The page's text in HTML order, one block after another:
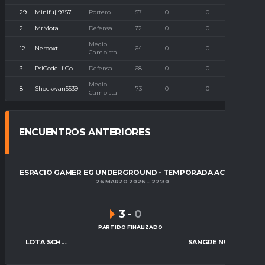
29 Minifuji9757 Portero 57 0 0
2 MrMota Defensa 72 0 0
12 Nerooxt
Medio
Campista
64 0 0
3 PsiCodeLiiCo Defensa 68 0 0
8 Shockwan5539
Medio
Campista
73 0 0
ENCUENTROS ANTERIORES
ESPACIO GAMER EG UNDERGROUND - TEMPORADA ACTUAL
26 MARZO 2026 22:30
LOTA SCHWAGER ESPORTS
3 - 0
PARTIDO FINALIZADO